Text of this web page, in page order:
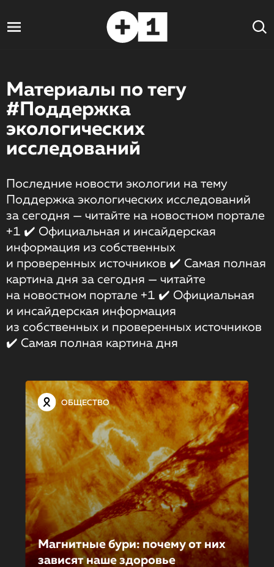
Материалы по тегу
#Поддержка
экологических
исследований
Последние новости экологии на тему
Поддержка экологических исследований
за сегодня — читайте на новостном портале
+1 ✔️ Официальная и инсайдерская
информация из собственных
и проверенных источников ✔️ Самая полная
картина дня за сегодня — читайте
на новостном портале +1 ✔️ Официальная
и инсайдерская информация
из собственных и проверенных источников
✔️ Самая полная картина дня
ОБЩЕСТВО
Магнитные бури: почему от них
зависят наше здоровье